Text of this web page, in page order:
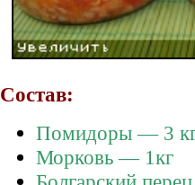
Состав:
Помидоры — 3
Морковь — 1кг